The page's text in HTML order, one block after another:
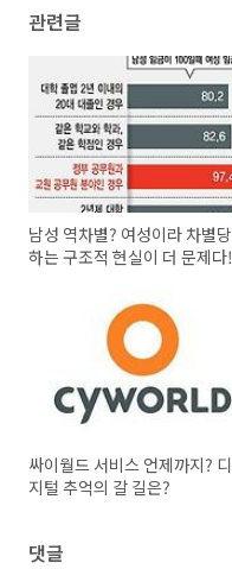
관련글
남성 역차별? 여성이라 차별당
하는 구조적 현실이 더 문제다!
싸이월드 서비스 언제까지? 디
지털 추억의 갈 길은?
댓글